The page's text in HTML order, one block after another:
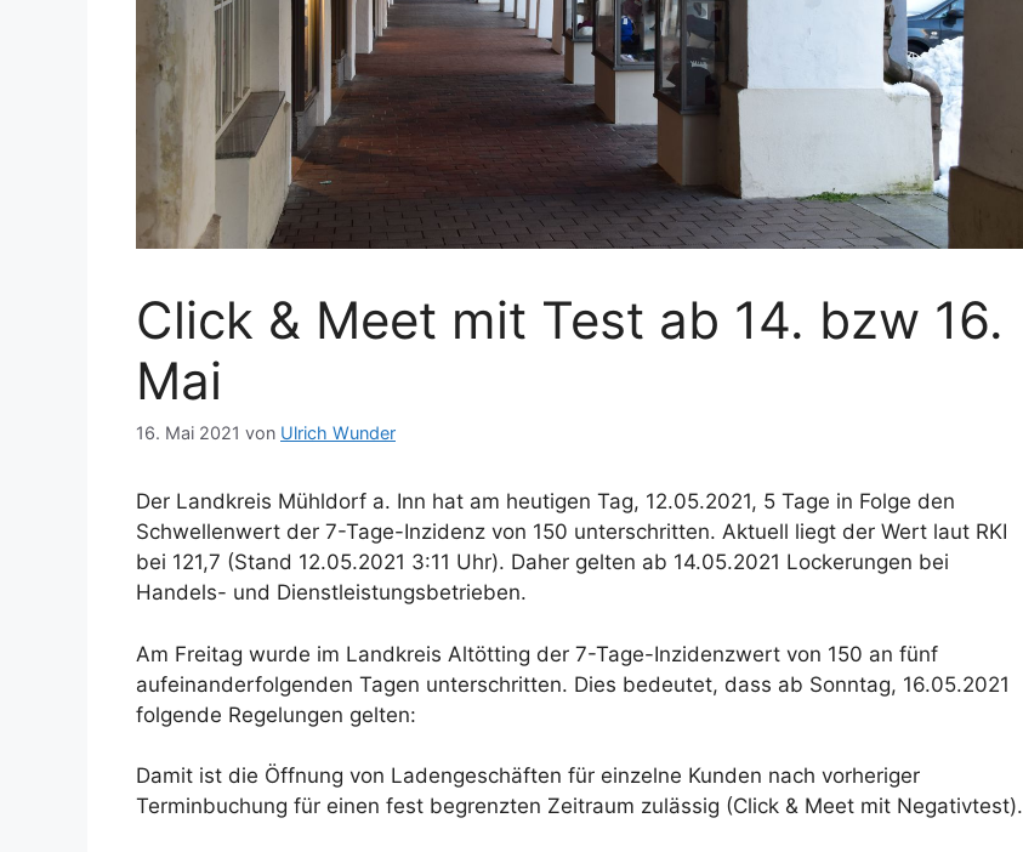
Click & Meet mit Test ab 14. bzw 16.
Mai
16. Mai 2021 von Ulrich Wunder
Der Landkreis Mühldorf a. Inn hat am heutigen Tag, 12.05.2021, 5 Tage in Folge den
Schwellenwert der 7-Tage-Inzidenz von 150 unterschritten. Aktuell liegt der Wert laut RKI
bei 121,7 (Stand 12.05.2021 3:11 Uhr). Daher gelten ab 14.05.2021 Lockerungen bei
Handels- und Dienstleistungsbetrieben.
Am Freitag wurde im Landkreis Altötting der 7-Tage-Inzidenzwert von 150 an fünf
aufeinanderfolgenden Tagen unterschritten. Dies bedeutet, dass ab Sonntag, 16.05.2021
folgende Regelungen gelten:
Damit ist die Öffnung von Ladengeschäften für einzelne Kunden nach vorheriger
Terminbuchung für einen fest begrenzten Zeitraum zulässig (Click & Meet mit Negativtest).